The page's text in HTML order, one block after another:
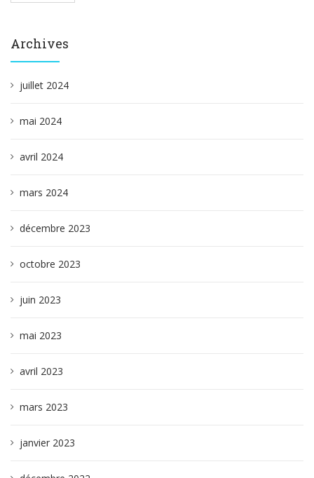
Archives
juillet 2024
mai 2024
avril 2024
mars 2024
décembre 2023
octobre 2023
juin 2023
mai 2023
avril 2023
mars 2023
janvier 2023